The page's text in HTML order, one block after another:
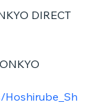
DIRECT